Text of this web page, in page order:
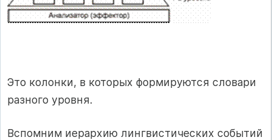
Это колонки, в которых формируются словари
разного уровня.
Вспомним иерархию лингвистических событий